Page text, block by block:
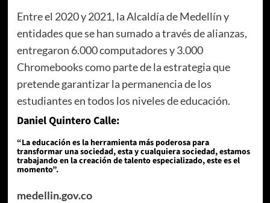
Entre el 2020 y 2021, la Alcaldía de Medellín y
entidades que se han sumado a través de alianzas,
entregaron 6.000 computadores y 3.000
Chromebooks como parte de la estrategia que
pretende garantizar la permanencia de los
estudiantes en todos los niveles de educación.
Daniel Quintero Calle:
“La educación es la herramienta más poderosa para
transformar una sociedad, esta y cualquiera sociedad, estamos
trabajando en la creación de talento especializado, este es el
momento”.
medellin.gov.co